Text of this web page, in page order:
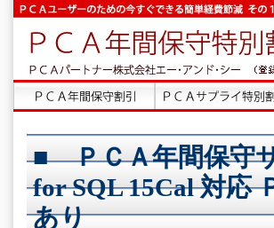
■ ＰＣＡ年間保守
for SQL 15Cal 対応
あり